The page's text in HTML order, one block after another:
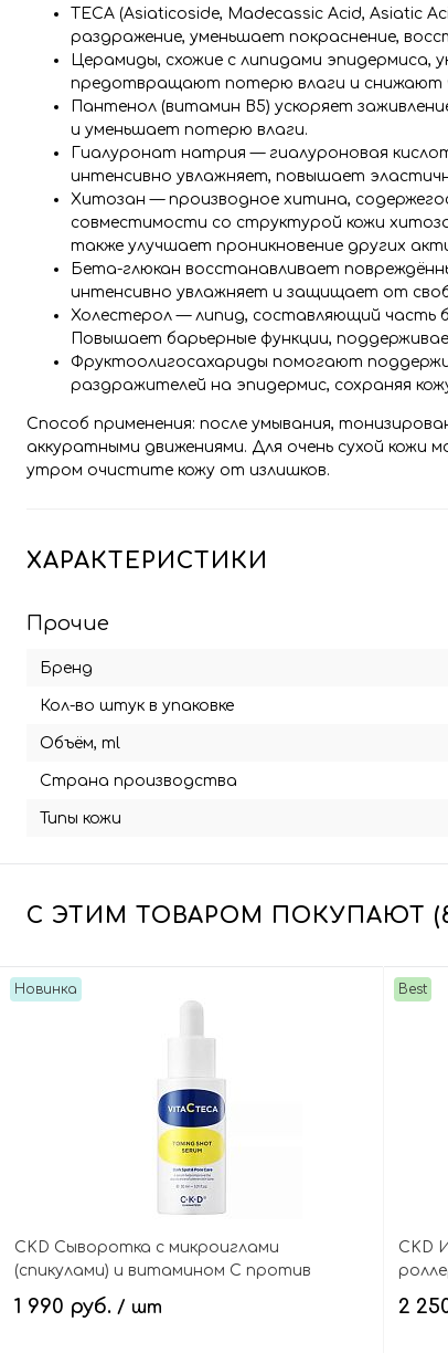
TECA (Asiaticoside, Madecassic Acid, Asiatic
раздражение, уменьшает покраснение,
Церамиды, схожие с липидами
предотвращают потерю влаги и снижают
Пантенол (витамин B5) ускоряет
и уменьшает потерю влаги.
Гиалуронат натрия — гиалуроновая
интенсивно увлажняет, повышает
Хитозан — производное хитина,
совместимости со структурой кожи
также улучшает проникновение других
Бета-глюкан восстанавливает
интенсивно увлажняет и защищает от
Холестерол — липид, составляющий часть
Повышает барьерные функции,
Фруктоолигосахариды помогают
раздражителей на эпидермис, сохраняя
Способ применения: после умывания,
аккуратными движениями. Для очень сухой кожи
утром очистите кожу от излишков.
ХАРАКТЕРИСТИКИ
Прочие
Бренд
Кол-во штук в упаковке
Объём, ml
Страна производства
Типы кожи
С ЭТИМ ТОВАРОМ ПОКУПАЮТ
Новинка
CKD Сыворотка с микроиглами
(спикулами) и витамином С против
пигментации и пост-акне, Vita C Teca
Toning Shot Serum
1 990 руб. / шт
Best
CKD
2